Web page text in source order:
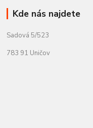
Kde nás najdete
Sadová 5/523
783 91 Uničov